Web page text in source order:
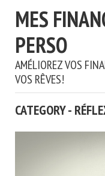
MES
PERSO
AMÉLIOREZ VOS
VOS RÊVES!
CATEGORY -